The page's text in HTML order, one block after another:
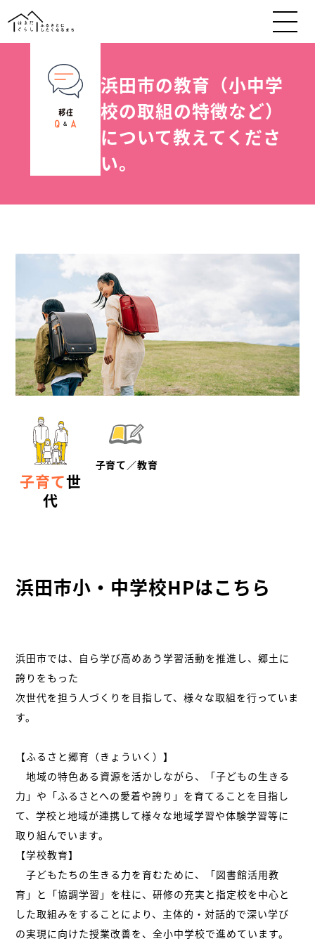
浜田市の教育（小中学
校の取組の特徴など）
について教えてくださ
い。
子育て世
代
子育て／教育
浜田市小・中学校HPはこちら
浜田市では、自ら学び高めあう学習活動を推進し、郷土に
誇りをもった
次世代を担う人づくりを目指して、様々な取組を行っていま
す。
【ふるさと郷育（きょういく）】
地域の特色ある資源を活かしながら、「子どもの生きる
力」や「ふるさとへの愛着や誇り」を育てることを目指し
て、学校と地域が連携して様々な地域学習や体験学習等に
取り組んでいます。
【学校教育】
子どもたちの生きる力を育むために、「図書館活用教
育」と「協調学習」を柱に、研修の充実と指定校を中心と
した取組みをすることにより、主体的・対話的で深い学び
の実現に向けた授業改善を、全小中学校で進めています。